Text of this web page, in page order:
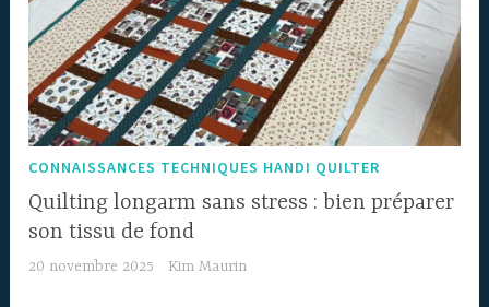
CONNAISSANCES TECHNIQUES HANDI QUILTER
Quilting longarm sans stress : bien préparer
son tissu de fond
20 novembre 2025 Kim Maurin